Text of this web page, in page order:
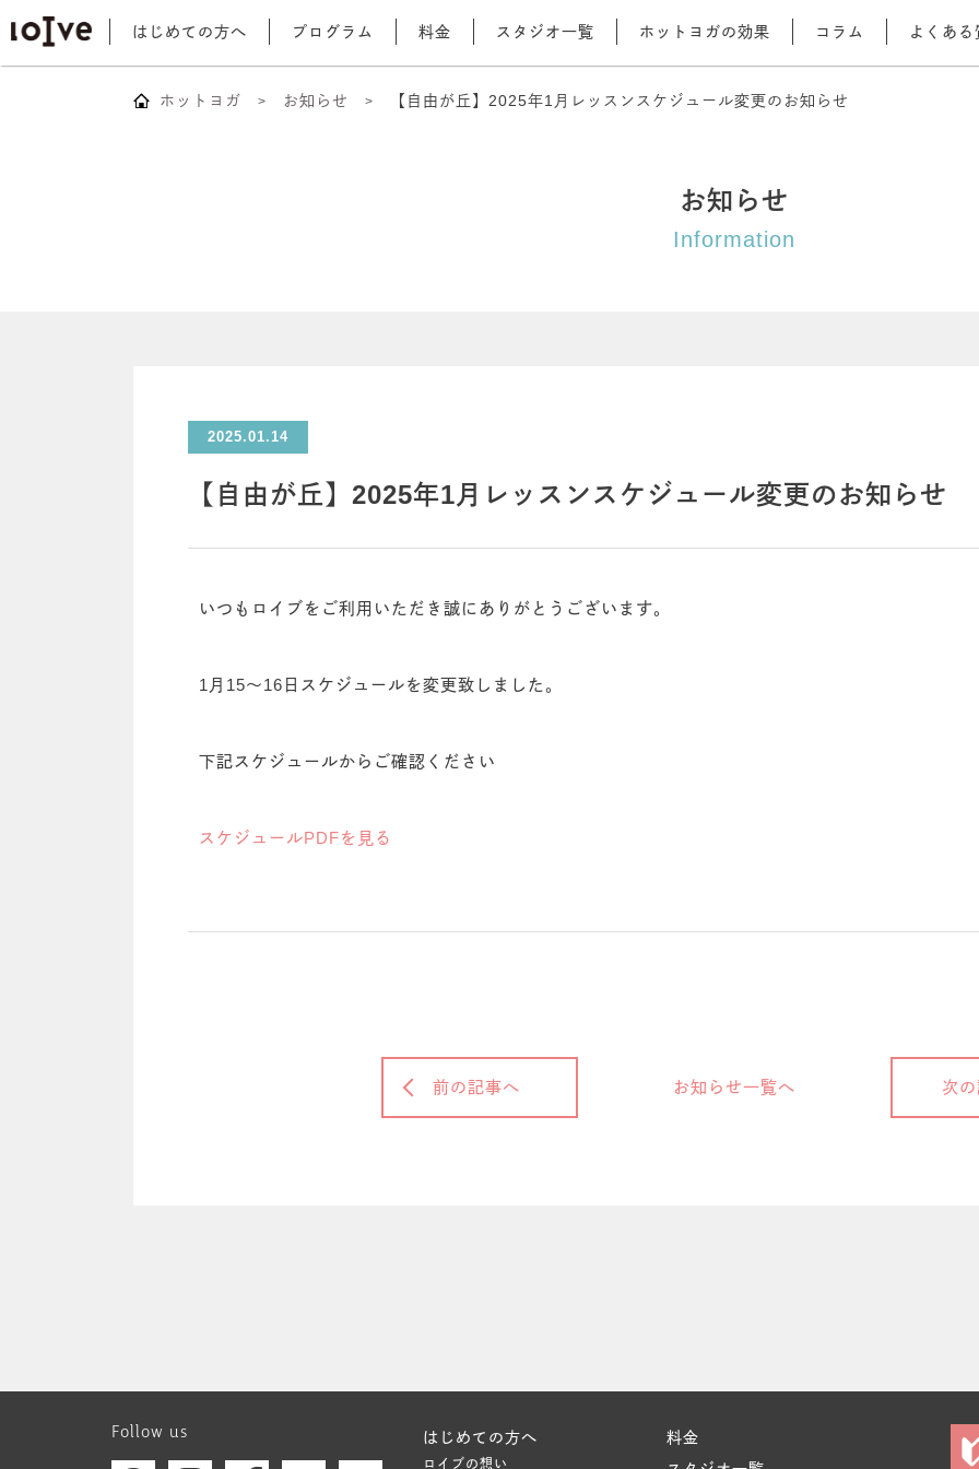
はじめての方へ プログラム 料金 スタジオ一覧 ホットヨガの効果 コラム よくある
ホットヨガ お知らせ 【自由が丘】2025年1月レッスンスケジュール変更のお知らせ
お知らせ
Information
2025.01.14
【自由が丘】2025年1月レッスンスケジュール変更のお知らせ
いつもロイブをご利用いただき誠にありがとうございます。
1月15～16日スケジュールを変更致しました。
下記スケジュールからご確認ください
スケジュールPDFを見る
前の記事へ お知らせ一覧へ 次
Follow us はじめての方へ
ロイブの想い
料金